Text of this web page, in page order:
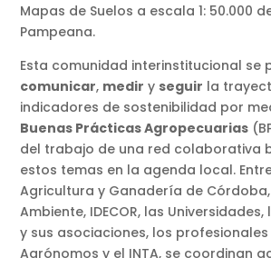
Mapas de Suelos a escala 1: 50.000
Pampeana.
Esta comunidad interinstitucional se
comunicar, medir y seguir la
indicadores de sostenibilidad por
Buenas Prácticas Agropecuarias
del trabajo de una red colaborativa
estos temas en la agenda local.
Agricultura y Ganadería de
Ambiente, IDECOR, las
y sus asociaciones, los
Agrónomos y el INTA, se coordinan